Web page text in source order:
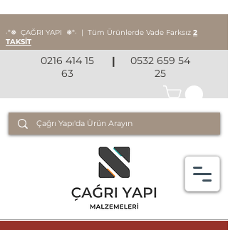
0216 414 15
63
|
0532 659 54
25
‧*❅ ÇAĞRI YAPI ❅*‧ | Tüm Ürünlerde Vade Farksız 2
TAKSİT